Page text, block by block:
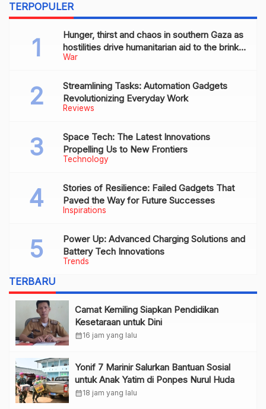
TERPOPULER
War
Hunger, thirst and chaos in southern Gaza as
hostilities drive humanitarian aid to the brink
of collapse
Reviews
Streamlining Tasks: Automation Gadgets
Revolutionizing Everyday Work
Technology
Space Tech: The Latest Innovations
Propelling Us to New Frontiers
Inspirations
Stories of Resilience: Failed Gadgets That
Paved the Way for Future Successes
Trends
Power Up: Advanced Charging Solutions and
Battery Tech Innovations
TERBARU
Camat Kemiling Siapkan Pendidikan
Kesetaraan untuk Dini
calendar_month16 jam yang lalu
Yonif 7 Marinir Salurkan Bantuan Sosial
untuk Anak Yatim di Ponpes Nurul Huda
calendar_month18 jam yang lalu